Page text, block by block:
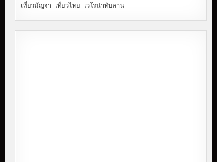
เที่ยวมัญจา
เที่ยวไทย เวโรน่าทับลาน